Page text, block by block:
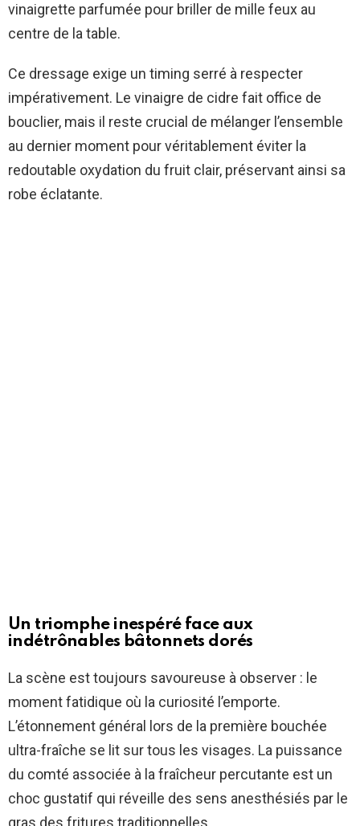
vinaigrette parfumée pour briller de mille feux au
centre de la table.
Ce dressage exige un timing serré à respecter
impérativement. Le vinaigre de cidre fait office de
bouclier, mais il reste crucial de mélanger l’ensemble
au dernier moment pour véritablement éviter la
redoutable oxydation du fruit clair, préservant ainsi sa
robe éclatante.
Un triomphe inespéré face aux
indétrônables bâtonnets dorés
La scène est toujours savoureuse à observer : le
moment fatidique où la curiosité l’emporte.
L’étonnement général lors de la première bouchée
ultra-fraîche se lit sur tous les visages. La puissance
du comté associée à la fraîcheur percutante est un
choc gustatif qui réveille des sens anesthésiés par le